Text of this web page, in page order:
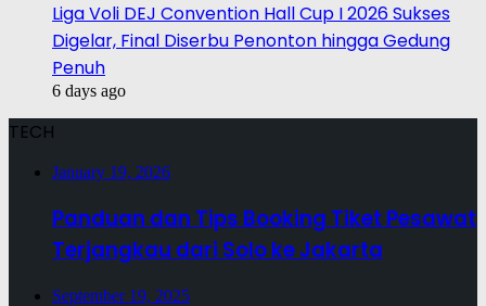
Liga Voli DEJ Convention Hall Cup I 2026 Sukses
Digelar, Final Diserbu Penonton hingga Gedung
Penuh
6 days ago
TECH
January 19, 2026
Panduan dan Tips Booking Tiket Pesawat
Terjangkau dari Solo ke Jakarta
September 19, 2025